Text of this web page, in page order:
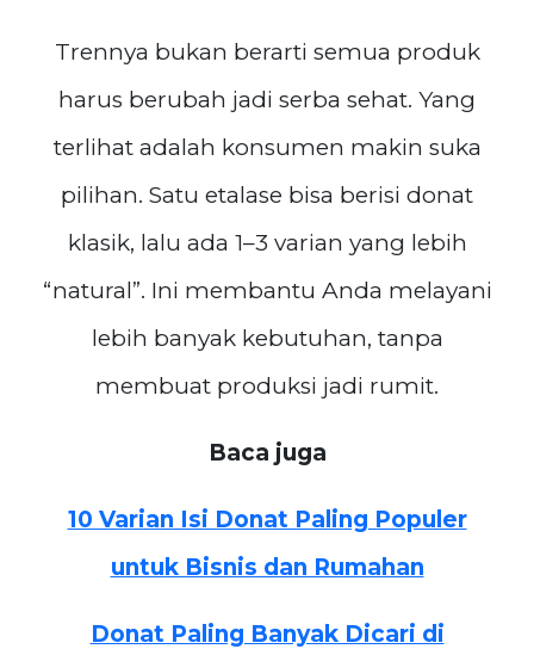
Trennya bukan berarti semua produk
harus berubah jadi serba sehat. Yang
terlihat adalah konsumen makin suka
pilihan. Satu etalase bisa berisi donat
klasik, lalu ada 1–3 varian yang lebih
“natural”. Ini membantu Anda melayani
lebih banyak kebutuhan, tanpa
membuat produksi jadi rumit.
Baca juga
10 Varian Isi Donat Paling Populer
untuk Bisnis dan Rumahan
Donat Paling Banyak Dicari di